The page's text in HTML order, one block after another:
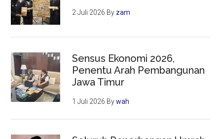
2 Juli 2026 By zam
Sensus Ekonomi 2026,
Penentu Arah Pembangunan
Jawa Timur
1 Juli 2026 Bywah